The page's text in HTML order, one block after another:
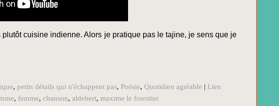
cuisine indienne. Alors je pratique pas le tajine, je sens que je
, petits détails qui n'échappent pas, Poésie, Quotidien agréable | Lien
, femme, chanson, aldebert, maxime le forestier